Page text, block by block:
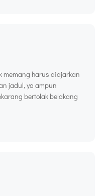
memang harus diajarkan
jadul, ya ampun
bertolak belakang